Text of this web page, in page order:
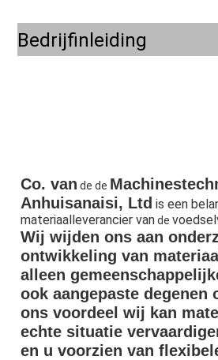
Bedrijfinleiding
Co. van de de
Anhuisanaisi, Ltd is een
materiaalleverancier van de
Wij wijden ons aan
ontwikkeling van
alleen
ook aangepaste degenen
ons voordeel wij kan
echte situatie
en u voorzien van